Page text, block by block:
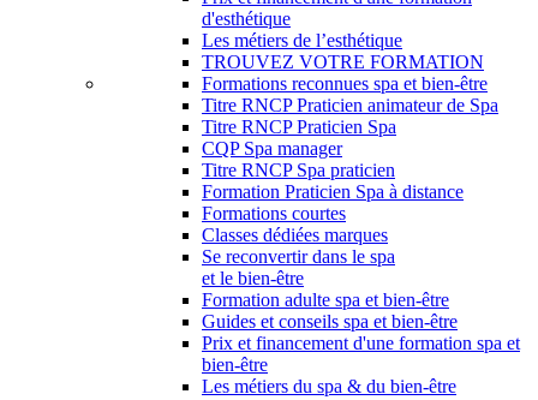
d'esthétique
Les métiers de l’esthétique
TROUVEZ VOTRE FORMATION
Formations reconnues spa et bien-être
Titre RNCP Praticien animateur de Spa
Titre RNCP Praticien Spa
CQP Spa manager
Titre RNCP Spa praticien
Formation Praticien Spa à distance
Formations courtes
Classes dédiées marques
Se reconvertir dans le spa
et le bien-être
Formation adulte spa et bien-être
Guides et conseils spa et bien-être
Prix et financement d'une formation spa et
bien-être
Les métiers du spa & du bien-être